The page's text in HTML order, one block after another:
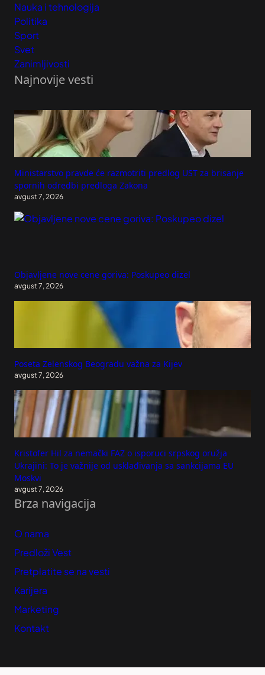
Nauka i tehnologija
Politika
Sport
Svet
Zanimljivosti
Najnovije vesti
Ministarstvo pravde će razmotriti predlog UST za brisanje
spornih odredbi predloga Zakona
avgust 7, 2026
Objavljene nove cene goriva: Poskupeo dizel
avgust 7, 2026
Poseta Zelenskog Beogradu važna za Kijev
avgust 7, 2026
Kristofer Hil za nemački FAZ o isporuci srpskog oružja
Ukrajini: To je važnije od usklađivanja sa sankcijama EU
Moskvi
avgust 7, 2026
Brza navigacija
O nama
Predloži Vest
Pretplatite se na vesti
Karijera
Marketing
Kontakt